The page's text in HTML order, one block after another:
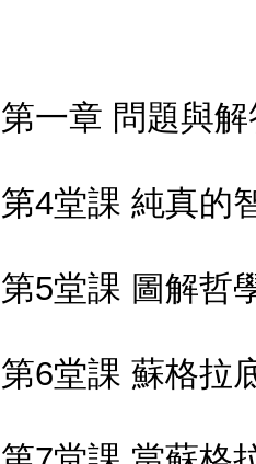
第一章 問題與解
第4堂課 純真的
第5堂課 圖解哲
第6堂課 蘇格拉